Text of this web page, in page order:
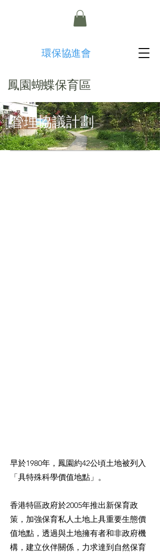
​環保協進會
鳳園蝴蝶保育區
管理協議計劃
早於1980年，鳳園約42公頃土地被列入
「具特殊科學價值地點」。
香港特區政府於2005年推出新保育政
策，加強保育私人土地上具重要生態價
值地點，透過與土地擁有者和非政府機
構，建立伙伴關係，力求達到自然保育